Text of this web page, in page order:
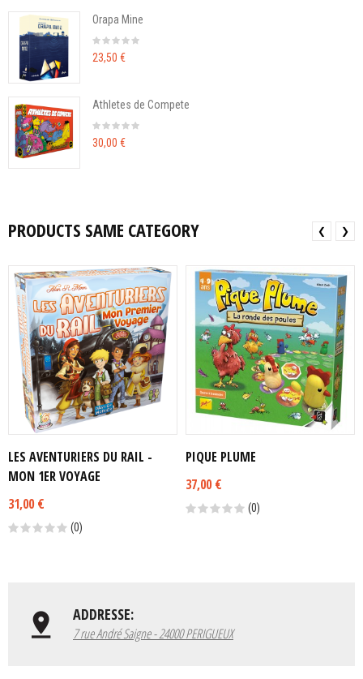
Orapa Mine
23,50 €
Athletes de Compete
30,00 €
PRODUCTS SAME CATEGORY
LES AVENTURIERS DU RAIL -
MON 1ER VOYAGE
31,00 €
(0)
PIQUE PLUME
37,00 €
(0)
❮ ❯
ADDRESSE:
7 rue André Saigne - 24000 PERIGUEUX